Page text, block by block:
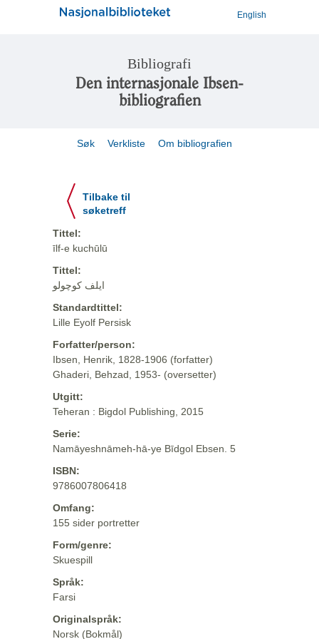
English
Bibliografi
Den internasjonale Ibsen-
bibliografien
Søk Verkliste Om bibliografien
Tilbake til
søketreff
Tittel:
īlf-e kuchūlū
Tittel:
ایلف کوچولو
Standardtittel:
Lille Eyolf Persisk
Forfatter/person:
Ibsen, Henrik, 1828-1906 (forfatter)
Ghaderi, Behzad, 1953- (oversetter)
Utgitt:
Teheran : Bigdol Publishing, 2015
Serie:
Namāyeshnāmeh-hā-ye Bīdgol Ebsen. 5
ISBN:
9786007806418
Omfang:
155 sider portretter
Form/genre:
Skuespill
Språk:
Farsi
Originalspråk:
Norsk (Bokmål)